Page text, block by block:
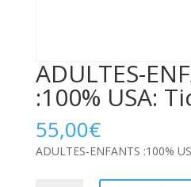
ADULTES-
:100% USA:
55,00€
ADULTES-ENFANTS :100%